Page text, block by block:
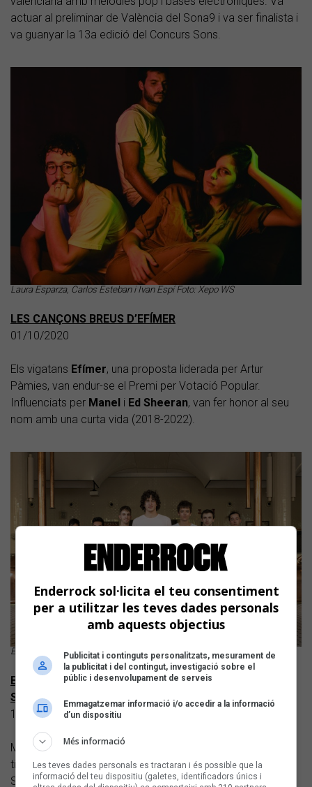
actuar al preliminar de València del Sona9 i va ser finalista i
va guanyar la 13a edició del Concurs Sons.
Laura Esparza, Carlos Esteban i Ivan Espí Foto: Xepo WS
LES CANÇONS BREUS D’EFÍMER
01/10/2020
Els vigatans Efímer, una proposta liderada per Artur
Pàmies, van endur-se el Premi per Votació Popular.
Influenciats per Manel i Ed Sheeran, van fer honor al seu
nom amb una curta vida (2018-2022).
Efímer al Sona9 2020 Foto: Carles Rodríguez
EL GRUP MANACORÍ REÏNA ES CORONA A LA FINAL
SALTENCA
18/11/2020
Muntar un concert amb quatre artistes va ser una feina
titànica en ple confinament per la covid. És per això que el
Sona9 es va desplaçar fins a Salt per celebrar la final a
Enderrock sol·licita el teu consentiment
per a utilitzar les teves dades personals
amb aquests objectius
Publicitat i continguts personalitzats, mesurament de
la publicitat i del contingut, investigació sobre el
públic i desenvolupament de serveis
Emmagatzemar informació i/o accedir a la informació
d’un dispositiu
Més informació
Les teves dades personals es tractaran i és possible que la
informació del teu dispositiu (galetes, identificadors únics i